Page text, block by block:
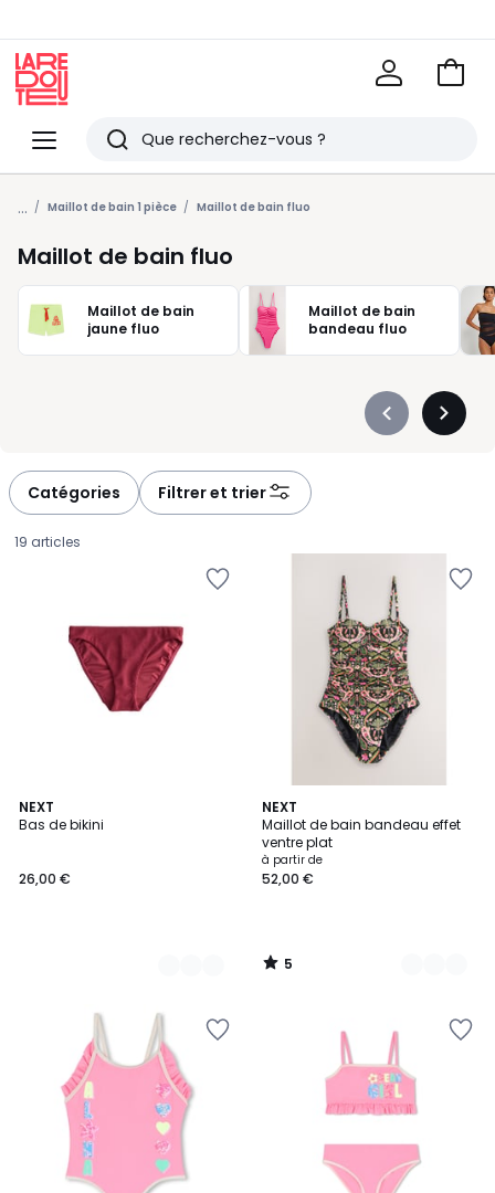
Menu
Redoute
Rechercher
Derniers
articles
vus
Voir
... Maillot de bain 1 pièce Maillot de bain fluo
Maillot de bain fluo
Maillot de bain
jaune fluo
Maillot de bain
bandeau fluo
Précédent
Catégories Filtrer et trier
19 articles
NEXT
Bas de bikini
€.
26,00 €
2
Couleurs
NEXT
Maillot de bain bandeau effet
ventre plat
à partir de
52,00 €
5
/
5
11
Couleurs
5
/